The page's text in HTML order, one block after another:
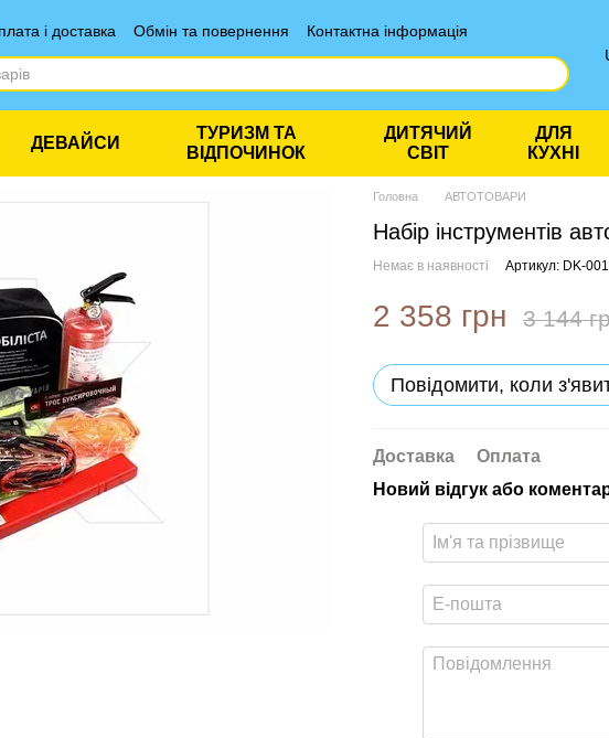
і доставка Обмін та повернення
Контактна інформація
магазин
ДЕВАЙСИ
ТУРИЗМ ТА
ВІДПОЧИНОК
ДИТЯЧИЙ
СВІТ
ДЛЯ
КУХНІ
Головна АВТОТОВАРИ
Набір інструментів
Немає в наявності Артикул: DK-
2 358 грн 3 144
Повідомити, коли
Доставка
Оплата
Новий відгук або